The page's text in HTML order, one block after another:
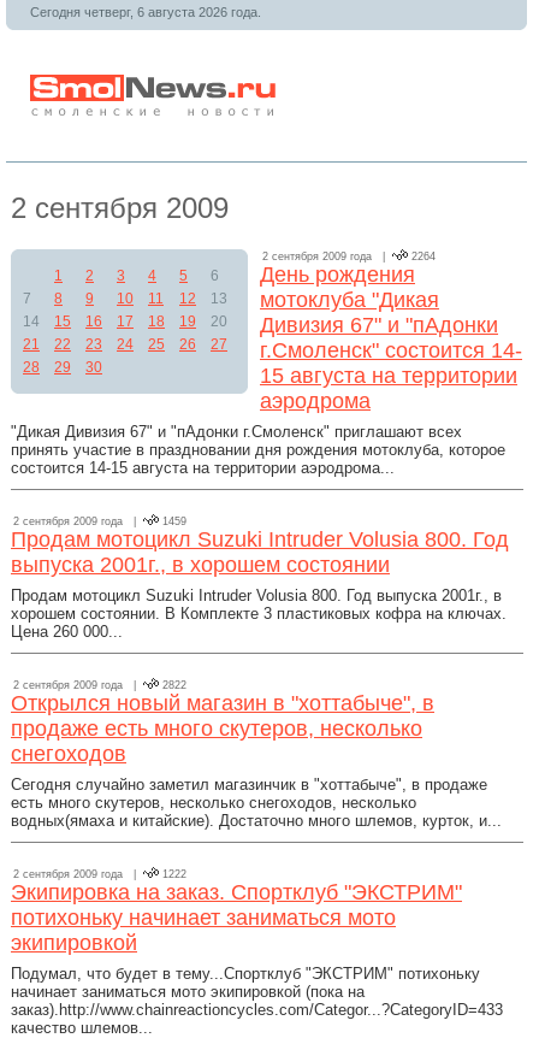
Сегодня четверг, 6 августа 2026 года.
2 сентября 2009
1 2 3 4 5
6
7
8 9 10 11 12
13
14
15 16 17 18 19
20
21
22 23 24 25 26
27
28
29 30
2 сентября 2009 года | 2264
День рождения
мотоклуба "Дикая
Дивизия 67" и "пАдонки
г.Смоленск" состоится 14-
15 августа на территории
аэродрома
"Дикая Дивизия 67" и "пАдонки г.Смоленск" приглашают всех
принять участие в праздновании дня рождения мотоклуба, которое
состоится 14-15 августа на территории аэродрома...
2 сентября 2009 года | 1459
Продам мотоцикл Suzuki Intruder Volusia 800. Год
выпуска 2001г., в хорошем состоянии
Продам мотоцикл Suzuki Intruder Volusia 800. Год выпуска 2001г., в
хорошем состоянии. В Комплекте 3 пластиковых кофра на ключах.
Цена 260 000...
2 сентября 2009 года | 2822
Открылся новый магазин в "хоттабыче", в
продаже есть много скутеров, несколько
снегоходов
Сегодня случайно заметил магазинчик в "хоттабыче", в продаже
есть много скутеров, несколько снегоходов, несколько
водных(ямаха и китайские). Достаточно много шлемов, курток, и...
2 сентября 2009 года | 1222
Экипировка на заказ. Спортклуб "ЭКСТРИМ"
потихоньку начинает заниматься мото
экипировкой
Подумал, что будет в тему...Спортклуб "ЭКСТРИМ" потихоньку
начинает заниматься мото экипировкой (пока на
заказ).http://www.chainreactioncycles.com/Categor...?CategoryID=433
качество шлемов...